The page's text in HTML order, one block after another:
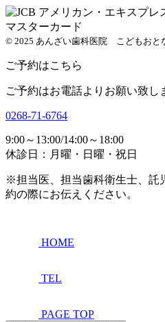
© 2025 あんざい歯科医院 こどもおと
ご予約はこちら
ご予約はお電話よりお願い致し
0268-71-6764
9:00～13:00/14:00～18:00
休診日：月曜・日曜・祝日
※担当医、担当歯科衛生士、託
約の際にお伝えください。
HOME
TEL
PAGE TOP